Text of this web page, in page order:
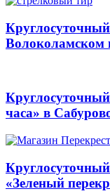
Волоколамском
часа» в
«Зеленый